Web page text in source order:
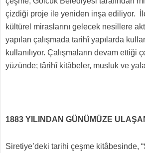
çizdiği proje ile yeniden inşa ediliyor.
kültürel miraslarını gelecek nesillere
yapılan çalışmada tarihî yapılarda
kullanılıyor. Çalışmaların devam ettiği
yüzünde; târihî kitâbeler, musluk ve
1883 YILINDAN GÜNÜMÜZE
Siretiye’deki tarihi çeşme kitâbesinde,